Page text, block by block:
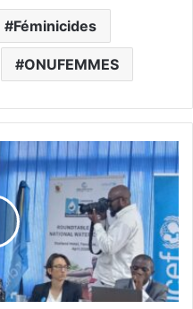
Féminicides
ONUFEMMES